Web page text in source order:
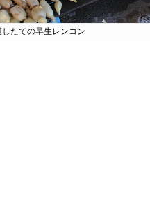
したての早生レンコン